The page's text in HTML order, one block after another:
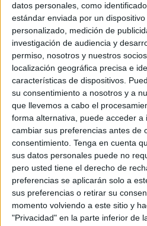
datos personales, como
estándar enviada por un
personalizado, medición de
investigación de audiencia y
permiso, nosotros y nuestros
localización geográfica precisa e
características de dispositivos.
su consentimiento a nosotros y a
que llevemos a cabo el
forma alternativa, puede acceder
cambiar sus preferencias antes de
consentimiento. Tenga en cuenta
sus datos personales puede no
pero usted tiene el derecho de
preferencias se aplicarán solo a
sus preferencias o retirar su
momento volviendo a este sitio y
"Privacidad" en la parte inferior de
9 DE FEBRERO DE 2024
Ficha técnica
Anunciante: International
(Olympics)
Contacto del cliente:
Agencia: Burns
Dirección general: Carla
Serón
Dirección creativa
Salinas
Equipo diseño: Jaime
Supervisor de contenido: